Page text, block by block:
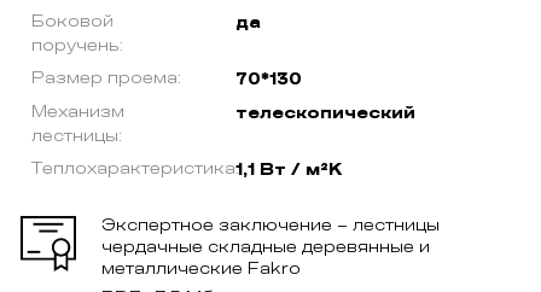
Боковой
поручень:
да
Размер проема: 70*130
Механизм
лестницы:
телескопический
Теплохарактеристика:1,1 Вт / м²K
Экспертное заключение – лестницы
чердачные складные деревянные и
металлические Fakro